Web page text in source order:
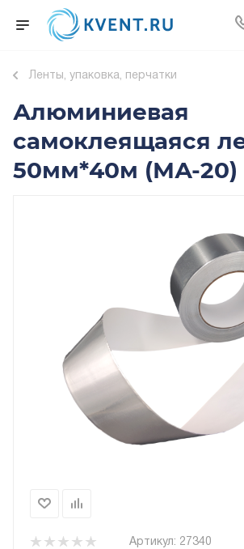
Ленты, упаковка, перчатки
Алюминиевая
самоклеящаяся
50мм*40м (МА-20)
Артикул: 27340